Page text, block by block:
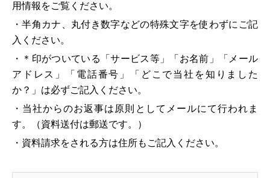
用情報をご覧ください。
・半角カナ、丸付き数字などの特殊文字を使わずにご記
入ください。
・＊印がついている「サービス等」「お名前」「メール
アドレス」「電話番号」「どこで当社を知りました
か？」は必ずご記入ください。
・当社からのお返事は原則としてメールにて行われま
す。（資料送付は郵送です。）
・資料請求をされる方は住所もご記入ください。